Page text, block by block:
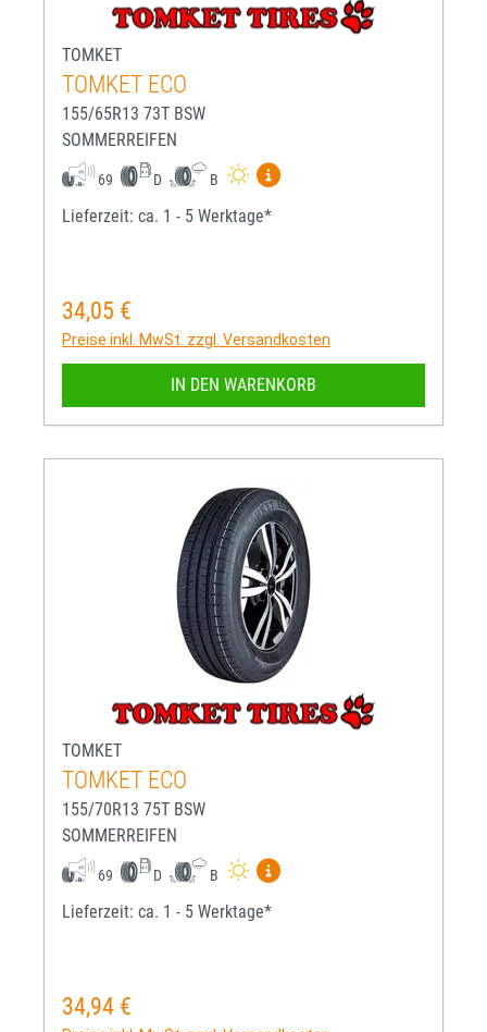
TOMKET
TOMKET ECO
155/65R13 73T BSW
SOMMERREIFEN
69 D B
Mehr Informationen zum
Lieferzeit: ca. 1 - 5 Werktage*
Regulärer Preis:
34,05 €
Preise inkl. MwSt. zzgl. Versandkosten
IN DEN WARENKORB
TOMKET
TOMKET ECO
155/70R13 75T BSW
SOMMERREIFEN
69 D B
Mehr Informationen zum
Lieferzeit: ca. 1 - 5 Werktage*
Regulärer Preis:
34,94 €